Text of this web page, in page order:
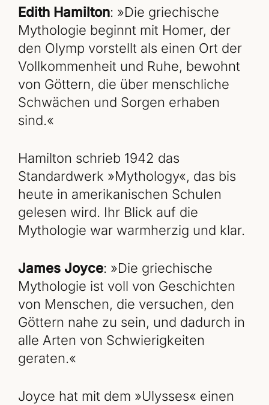
Edith Hamilton: »Die griechische
Mythologie beginnt mit Homer, der
den Olymp vorstellt als einen Ort der
Vollkommenheit und Ruhe, bewohnt
von Göttern, die über menschliche
Schwächen und Sorgen erhaben
sind.«
Hamilton schrieb 1942 das
Standardwerk »Mythology«, das bis
heute in amerikanischen Schulen
gelesen wird. Ihr Blick auf die
Mythologie war warmherzig und klar.
James Joyce: »Die griechische
Mythologie ist voll von Geschichten
von Menschen, die versuchen, den
Göttern nahe zu sein, und dadurch in
alle Arten von Schwierigkeiten
geraten.«
Joyce hat mit dem »Ulysses« einen